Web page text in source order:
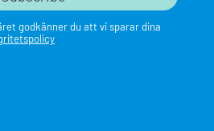
godkänner du att vi sparar dina